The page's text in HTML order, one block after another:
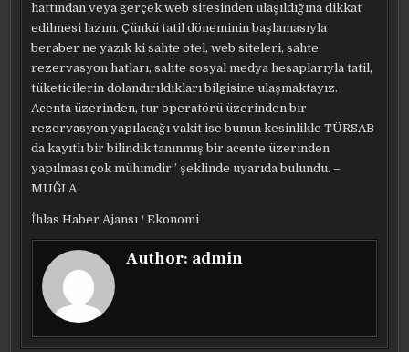
hattından veya gerçek web sitesinden ulaşıldığına dikkat
edilmesi lazım. Çünkü tatil döneminin başlamasıyla
beraber ne yazık ki sahte otel, web siteleri, sahte
rezervasyon hatları, sahte sosyal medya hesaplarıyla tatil,
tüketicilerin dolandırıldıkları bilgisine ulaşmaktayız.
Acenta üzerinden, tur operatörü üzerinden bir
rezervasyon yapılacağı vakit ise bunun kesinlikle TÜRSAB
da kayıtlı bir bilindik tanınmış bir acente üzerinden
yapılması çok mühimdir” şeklinde uyarıda bulundu. –
MUĞLA
İhlas Haber Ajansı / Ekonomi
Author: admin